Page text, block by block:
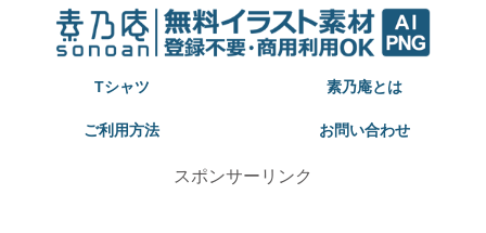
Tシャツ 素乃庵とは
ご利用方法 お問い合わせ
スポンサーリンク